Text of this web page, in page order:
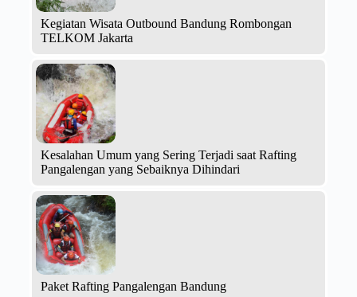
Kegiatan Wisata Outbound Bandung Rombongan
TELKOM Jakarta
Kesalahan Umum yang Sering Terjadi saat Rafting
Pangalengan yang Sebaiknya Dihindari
Paket Rafting Pangalengan Bandung